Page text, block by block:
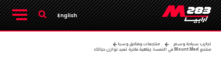
English
تجارب سياحة وسفر
منتجعات وفنادق وسبا
منتجع Mount Med في النمسا: رفاهية فاخرة تعيد توازن حياتك